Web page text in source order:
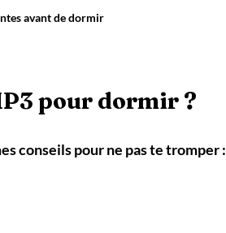
avant de dormir
pour dormir ?
conseils pour ne pas te tromper :